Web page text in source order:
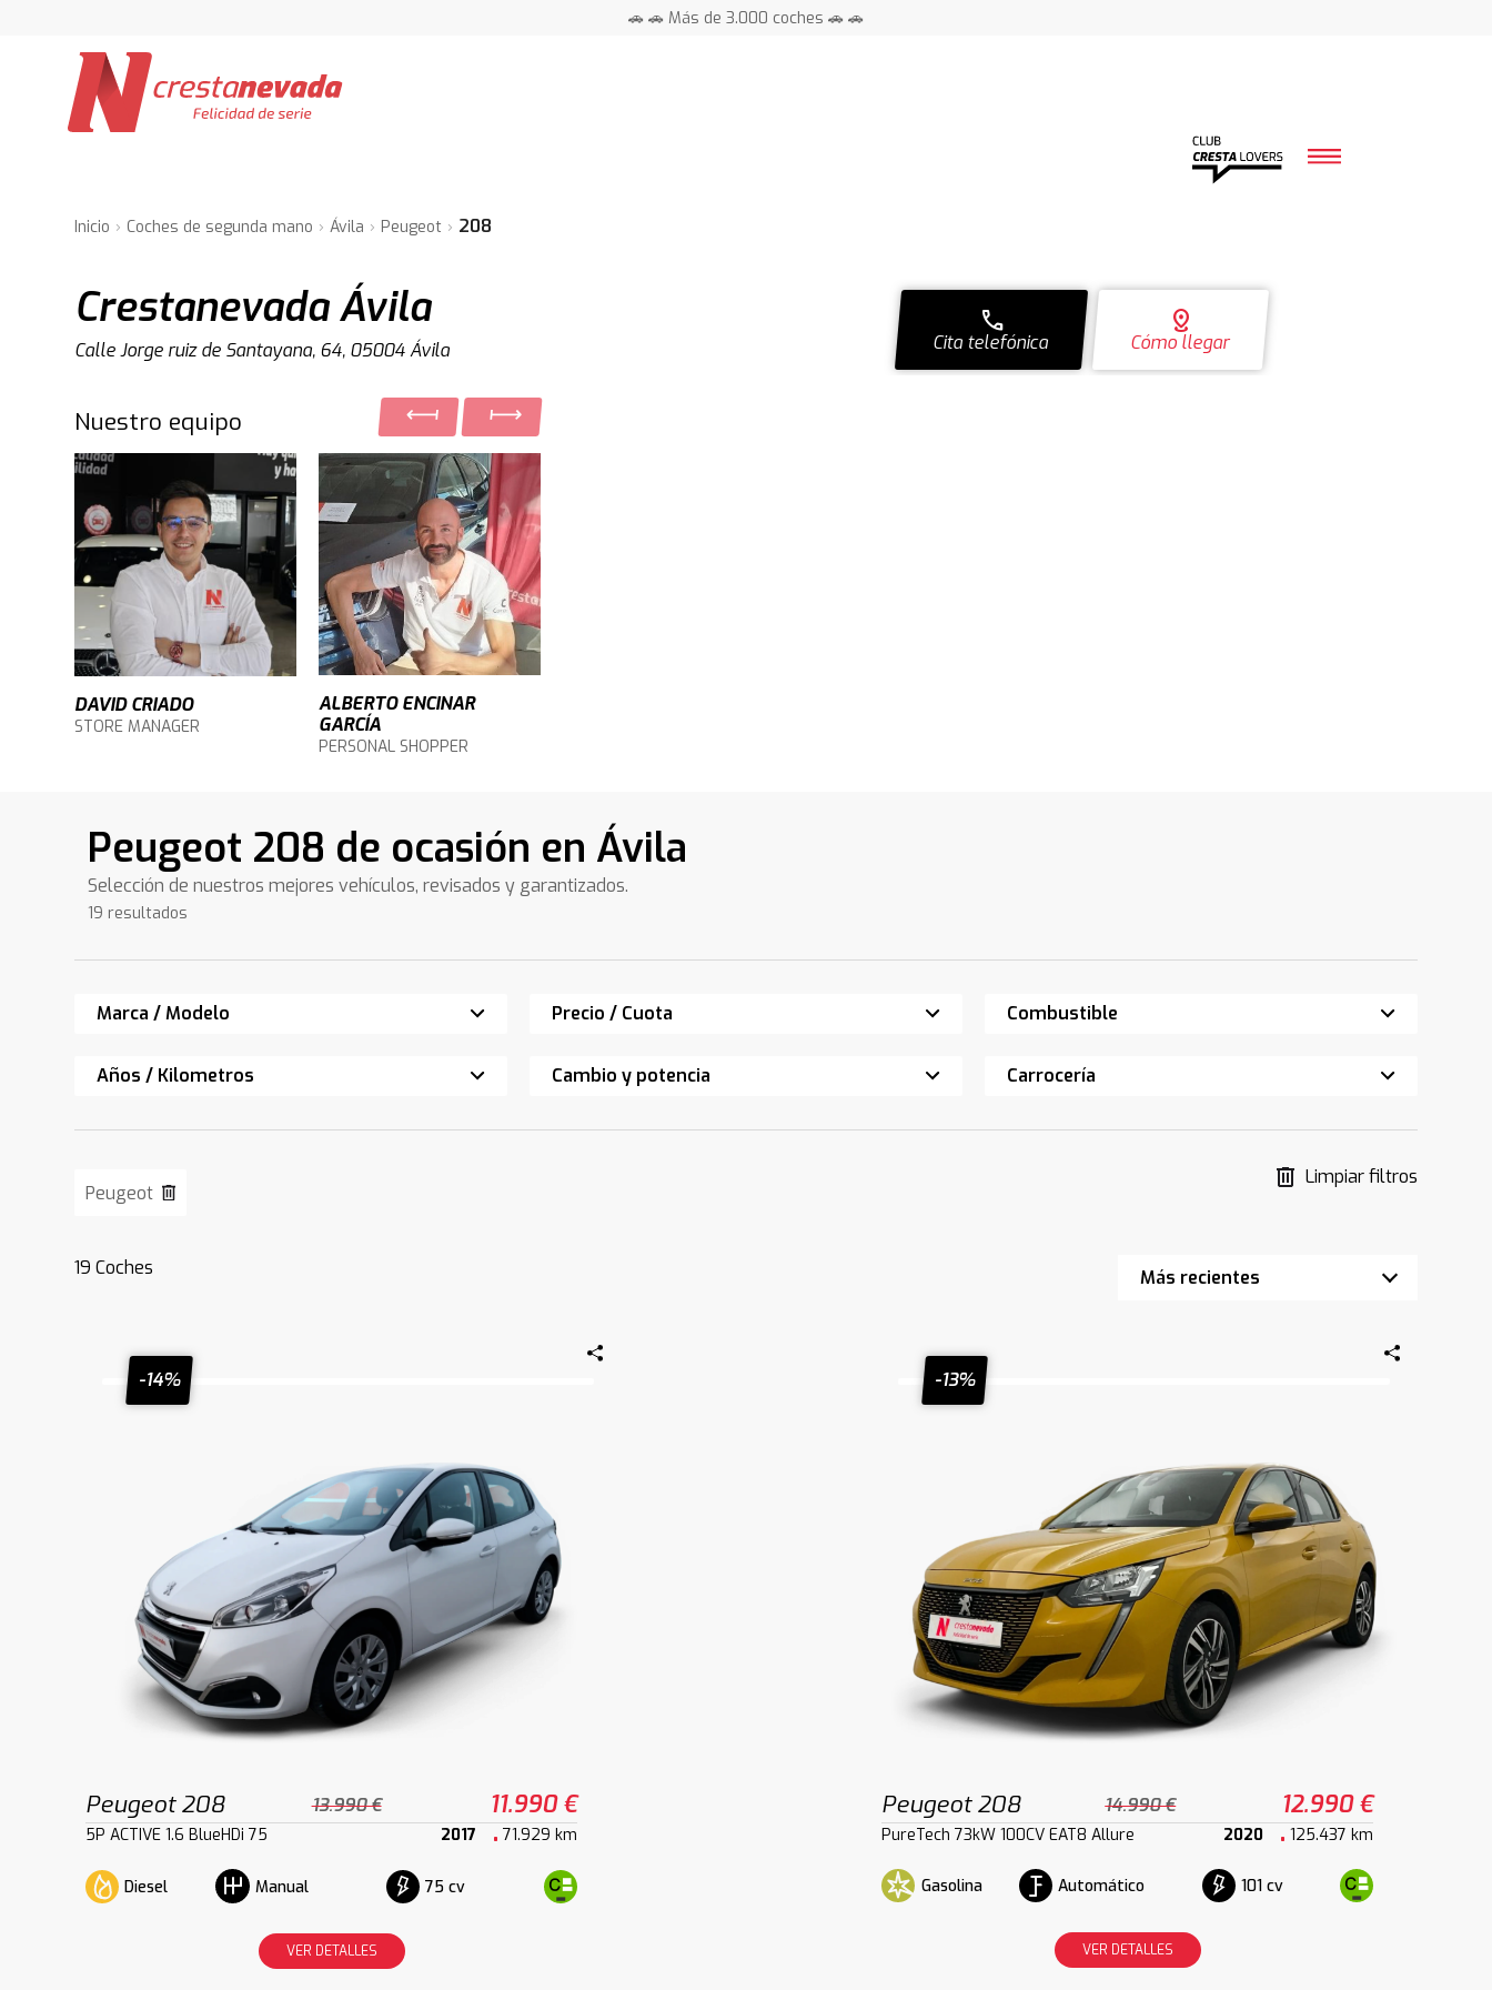
🚗 🚗 Más de 3.000 coches 🚗 🚗
Inicio Coches de segunda mano Ávila Peugeot 208
Crestanevada Ávila
Calle Jorge ruiz de Santayana, 64, 05004 Ávila
distance
Cómo llegar
call
Cita telefónica
Nuestro equipo
DAVID CRIADO
STORE MANAGER
ALBERTO ENCINAR
GARCÍA
PERSONAL SHOPPER
Peugeot 208 de ocasión en Ávila
Selección de nuestros mejores vehículos, revisados y garantizados.
19 resultados
Marca / Modelo Precio / Cuota Combustible
Años / Kilometros Cambio y potencia Carrocería
Peugeot
Limpiar filtros
19 Coches
-14%
Peugeot 208 13.990 € 11.990 €
5P ACTIVE 1.6 BlueHDi 75 2017 71.929 km
Diesel Manual 75 cv
VER DETALLES
-13%
Peugeot 208 14.990 € 12.990 €
PureTech 73kW 100CV EAT8 Allure 2020 125.437 km
Gasolina Automático 101 cv
VER DETALLES